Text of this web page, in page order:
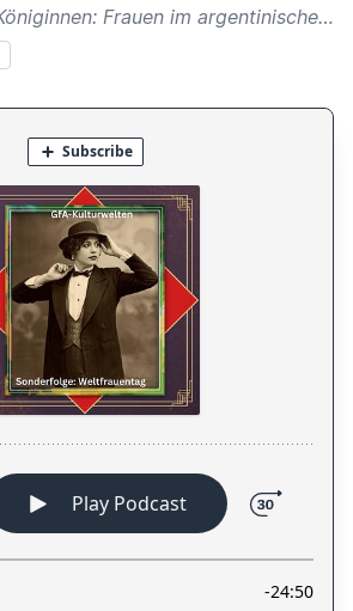
Die unsichtbaren Königinnen: Frauen im argentinischen Tango